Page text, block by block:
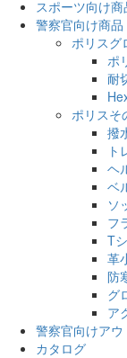
スポーツ向け商
警察官向け商品
ポリスグ
ポ
耐
ポリスそ
撥
ト
ヘ
ベ
ソ
フ
T
革
防
グ
ア
警察官向けアウ
カタログ